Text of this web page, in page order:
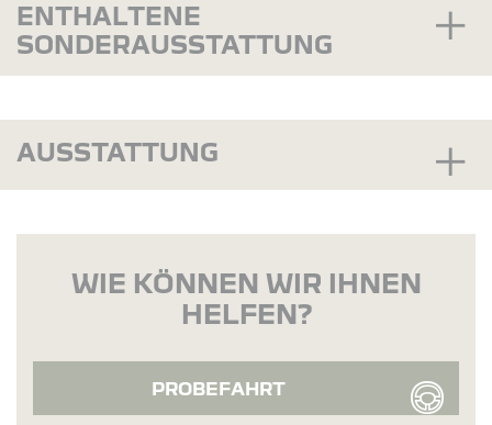
ENTHALTENE
SONDERAUSSTATTUNG
AUSSTATTUNG
WIE KÖNNEN WIR IHNEN
HELFEN?
PROBEFAHRT